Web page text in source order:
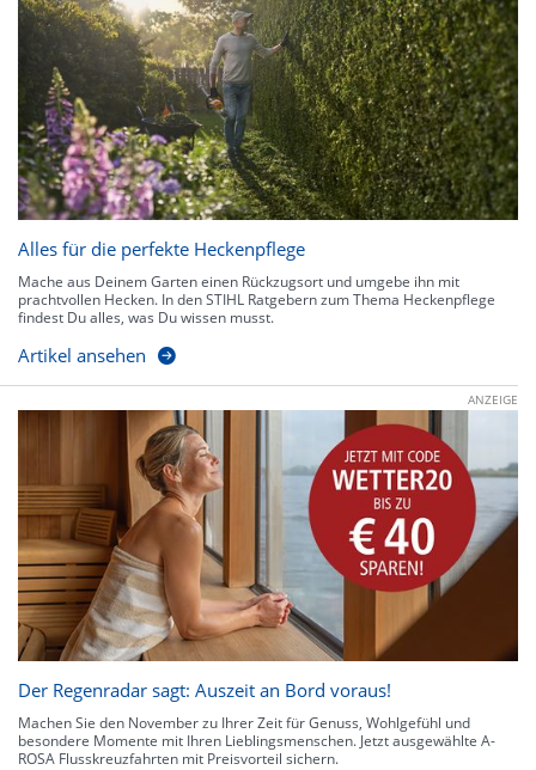
Alles für die perfekte Heckenpflege
Mache aus Deinem Garten einen Rückzugsort und umgebe ihn mit
prachtvollen Hecken. In den STIHL Ratgebern zum Thema Heckenpflege
findest Du alles, was Du wissen musst.
Artikel ansehen
ANZEIGE
Der Regenradar sagt: Auszeit an Bord voraus!
Machen Sie den November zu Ihrer Zeit für Genuss, Wohlgefühl und
besondere Momente mit Ihren Lieblingsmenschen. Jetzt ausgewählte A-
ROSA Flusskreuzfahrten mit Preisvorteil sichern.